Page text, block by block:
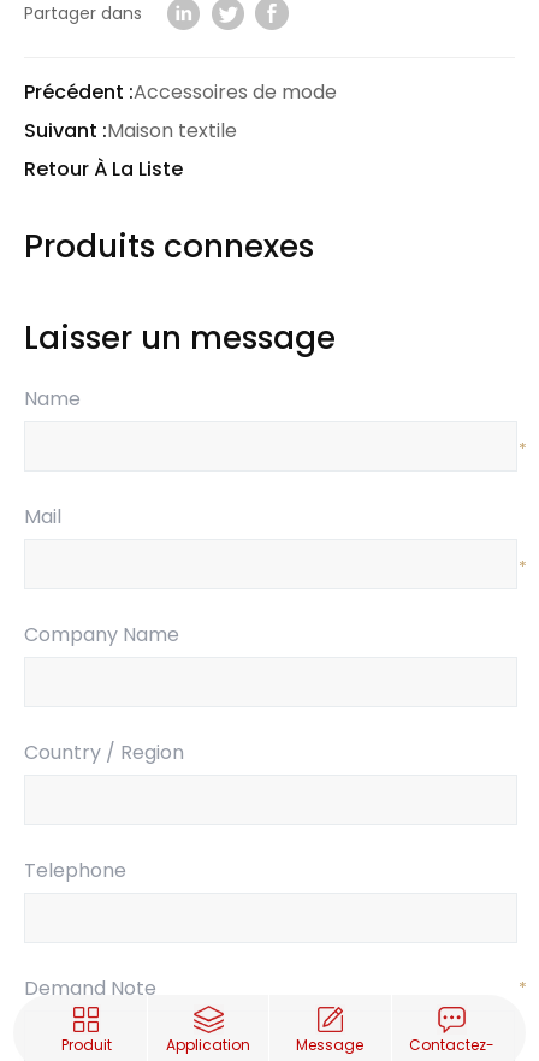
Partager dans
Précédent :Accessoires de mode
Suivant :Maison textile
Retour À La Liste
Produits connexes
Laisser un message
Name
*
Mail
*
Company Name
Country / Region
Telephone
Demand Note *
Produit Application Message
Contactez-